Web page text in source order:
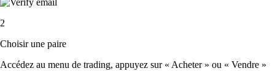
2
Choisir une paire
Accédez au menu de trading, appuyez sur « Acheter » ou « Vendre »